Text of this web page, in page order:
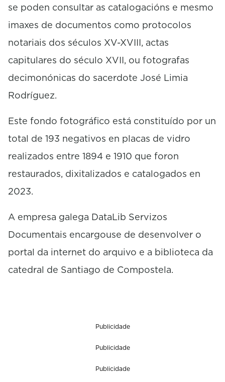
se poden consultar as catalogacións e mesmo
imaxes de documentos como protocolos
notariais dos séculos XV-XVIII, actas
capitulares do século XVII, ou fotografas
decimonónicas do sacerdote José Limia
Rodríguez.
Este fondo fotográfico está constituído por un
total de 193 negativos en placas de vidro
realizados entre 1894 e 1910 que foron
restaurados, dixitalizados e catalogados en
2023.
A empresa galega DataLib Servizos
Documentais encargouse de desenvolver o
portal da internet do arquivo e a biblioteca da
catedral de Santiago de Compostela.
Publicidade
Publicidade
Publicidade